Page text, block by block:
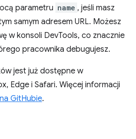
parametru name , jeśli masz
samym adresem URL. Możesz
w konsoli DevTools, co znacznie
pracownika debugujesz.
jest już dostępne w
Edge i Safari. Więcej informacji
GitHubie.